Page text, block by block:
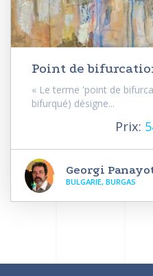
Point de
« Le terme 'point de
bifurqué) désigne...
Prix:
Georgi
BULGARIE, BURGAS